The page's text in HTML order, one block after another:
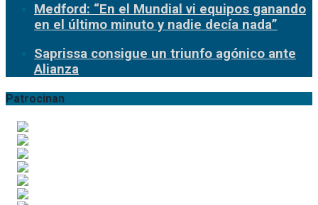
Medford: “En el Mundial vi equipos ganando
en el último minuto y nadie decía nada”
Saprissa consigue un triunfo agónico ante
Alianza
Patrocinan